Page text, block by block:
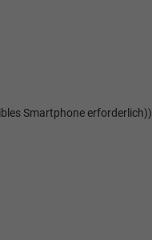
Smartphone erforderlich))